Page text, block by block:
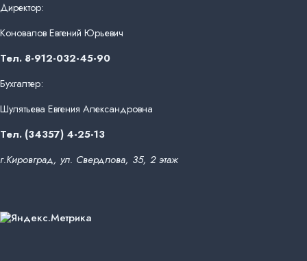
Директор:
Коновалов Евгений Юрьевич
Тел. 8-912-032-45-90
Бухгалтер:
Шулятьева Евгения Александровна
Тел. (34357) 4-25-13
г.Кировград, ул. Свердлова, 35, 2 этаж